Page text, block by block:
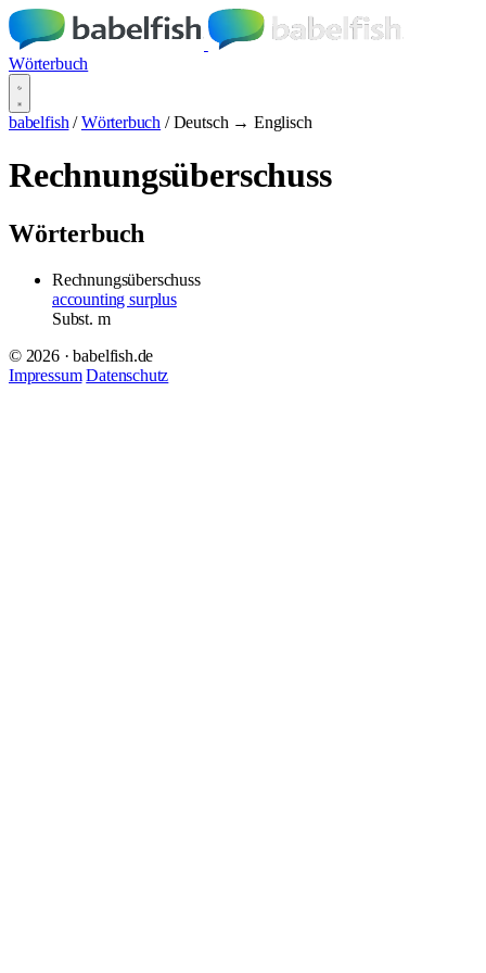
Wörterbuch
babelfish / Wörterbuch / Deutsch → Englisch
Rechnungsüberschuss
Wörterbuch
Rechnungsüberschuss
accounting surplus
Subst. m
© 2026 · babelfish.de
Impressum Datenschutz